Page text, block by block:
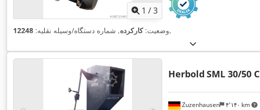
1 /3
وضعیت:کارکرده, شماره دستگاه/وسیله نقلیه: 12248 ,
Zuzenhausen ۴٬۱۴۰ km
Herbold SML 30/50 C